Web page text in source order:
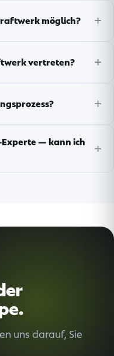
möglich?
vertreten?
— kann ich
uns darauf, Sie